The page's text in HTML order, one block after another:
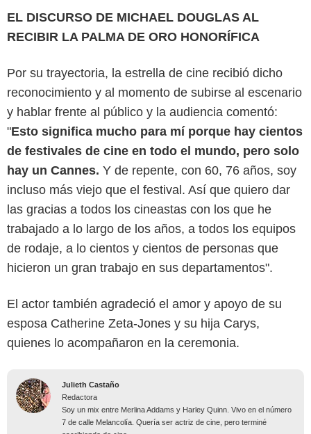
EL DISCURSO DE MICHAEL DOUGLAS AL
RECIBIR LA PALMA DE ORO HONORÍFICA
Por su trayectoria, la estrella de cine recibió dicho
reconocimiento y al momento de subirse al escenario
y hablar frente al público y la audiencia comentó:
"Esto significa mucho para mí porque hay cientos
de festivales de cine en todo el mundo, pero solo
hay un Cannes. Y de repente, con 60, 76 años, soy
incluso más viejo que el festival. Así que quiero dar
las gracias a todos los cineastas con los que he
trabajado a lo largo de los años, a todos los equipos
de rodaje, a lo cientos y cientos de personas que
hicieron un gran trabajo en sus departamentos".
El actor también agradeció el amor y apoyo de su
esposa Catherine Zeta-Jones y su hija Carys,
quienes lo acompañaron en la ceremonia.
Julieth Castaño
Redactora
Soy un mix entre Merlina Addams y Harley Quinn. Vivo en el número
7 de calle Melancolía. Quería ser actriz de cine, pero terminé